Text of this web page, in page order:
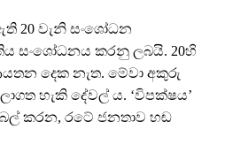
20 වැනි සංශෝධන
සංශෝධනය කරනු ලබයි. 20හි
දෙක නැත. මේවා අකුරු
හැකි දේවල් ය. ‘විපක්ෂය’
කරන, රටේ ජනතාව හඬ